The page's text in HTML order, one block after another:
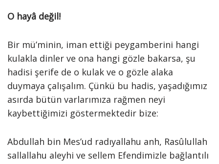
O hayâ değil!
Bir mü’minin, iman ettiği peygamberini hangi
kulakla dinler ve ona hangi gözle bakarsa, şu
hadisi şerife de o kulak ve o gözle alaka
duymaya çalışalım. Çünkü bu hadis, yaşadığımız
asırda bütün varlarımıza rağmen neyi
kaybettiğimizi göstermektedir bize:
Abdullah bin Mes’ud radıyallahu anh, Rasûlullah
sallallahu aleyhi ve sellem Efendimizle bağlantılı